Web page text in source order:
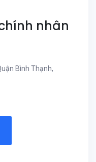
nhân
Bình Thạnh,